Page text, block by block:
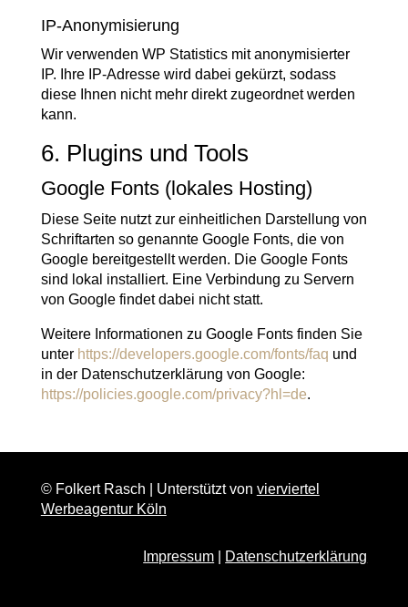
IP-Anonymisierung
Wir verwenden WP Statistics mit anonymisierter
IP. Ihre IP-Adresse wird dabei gekürzt, sodass
diese Ihnen nicht mehr direkt zugeordnet werden
kann.
6. Plugins und Tools
Google Fonts (lokales Hosting)
Diese Seite nutzt zur einheitlichen Darstellung von
Schriftarten so genannte Google Fonts, die von
Google bereitgestellt werden. Die Google Fonts
sind lokal installiert. Eine Verbindung zu Servern
von Google findet dabei nicht statt.
Weitere Informationen zu Google Fonts finden Sie
unter https://developers.google.com/fonts/faq und
in der Datenschutzerklärung von Google:
https://policies.google.com/privacy?hl=de.
© Folkert Rasch | Unterstützt von vierviertel
Werbeagentur Köln
Impressum Datenschutzerklärung